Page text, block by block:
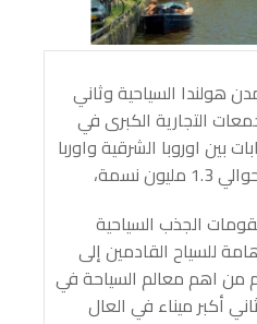
هولندا السياحية وثاني
التجارية الكبرى في
بين اوروبا الشرقية واوربا
نسمة،
الجذب السياحية
للسياح القادمين إلى
من اهم معالم السياحة في
أكبر ميناء في العال